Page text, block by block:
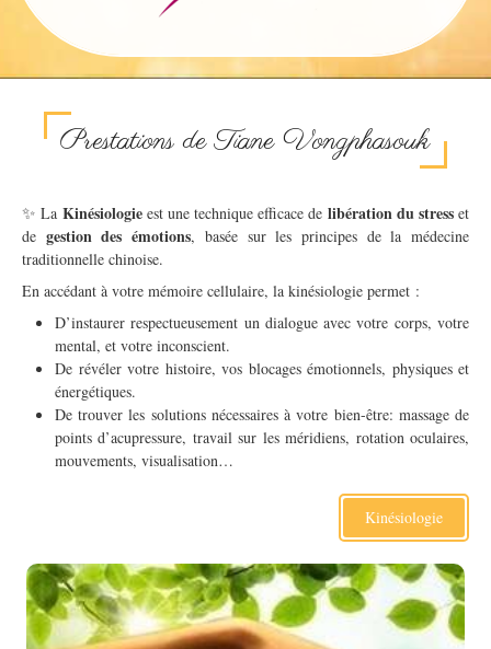
Prestations de Tiane Vongphasouk
✨La Kinésiologie est une technique efficace de libération du stresset
de gestion des émotions, basée sur les principes de la médecine
traditionnelle chinoise.
En accédant à votre mémoire cellulaire, la kinésiologie permet :
D’instaurer respectueusement un dialogue avec votre corps, votre
mental, et votre inconscient.
De révéler votre histoire, vos blocages émotionnels, physiques et
énergétiques.
De trouver les solutions nécessaires à votre bien-être: massage de
points d’acupressure, travail sur les méridiens, rotation oculaires,
mouvements, visualisation…
Kinésiologie